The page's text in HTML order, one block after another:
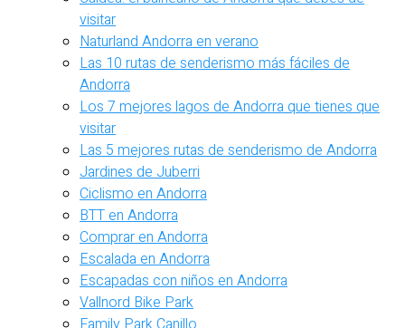
visitar
Naturland Andorra en verano
Las 10 rutas de senderismo más fáciles de
Andorra
Los 7 mejores lagos de Andorra que tienes que
visitar
Las 5 mejores rutas de senderismo de Andorra
Jardines de Juberri
Ciclismo en Andorra
BTT en Andorra
Comprar en Andorra
Escalada en Andorra
Escapadas con niños en Andorra
Vallnord Bike Park